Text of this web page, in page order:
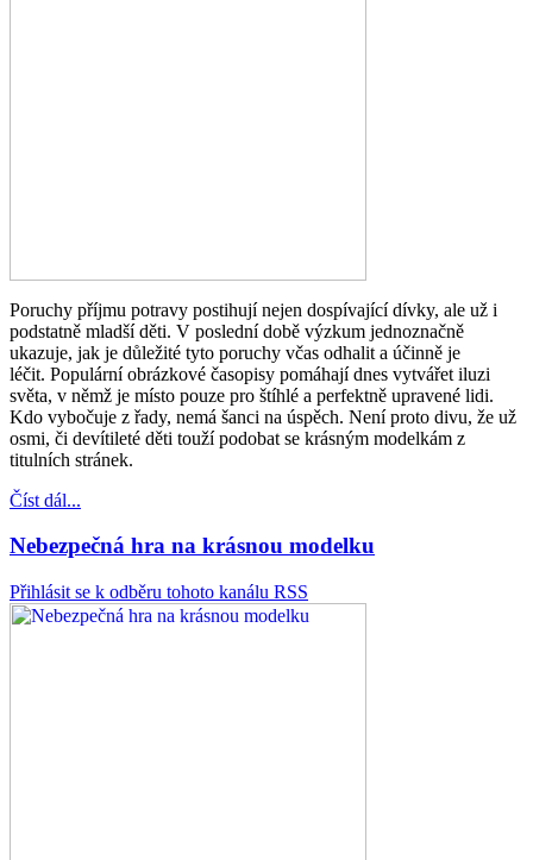
Poruchy příjmu potravy postihují nejen dospívající dívky, ale už i
podstatně mladší děti. V poslední době výzkum jednoznačně
ukazuje, jak je důležité tyto poruchy včas odhalit a účinně je
léčit. Populární obrázkové časopisy pomáhají dnes vytvářet iluzi
světa, v němž je místo pouze pro štíhlé a perfektně upravené lidi.
Kdo vybočuje z řady, nemá šanci na úspěch. Není proto divu, že už
osmi, či devítileté děti touží podobat se krásným modelkám z
titulních stránek.
Číst dál...
Nebezpečná hra na krásnou modelku
Přihlásit se k odběru tohoto kanálu RSS